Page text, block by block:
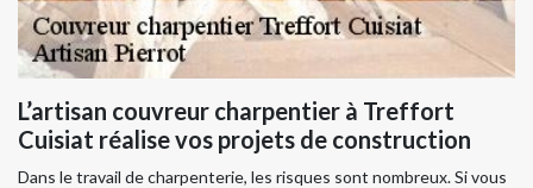
L’artisan couvreur charpentier à Treffort
Cuisiat réalise vos projets de construction
Dans le travail de charpenterie, les risques sont nombreux. Si vous